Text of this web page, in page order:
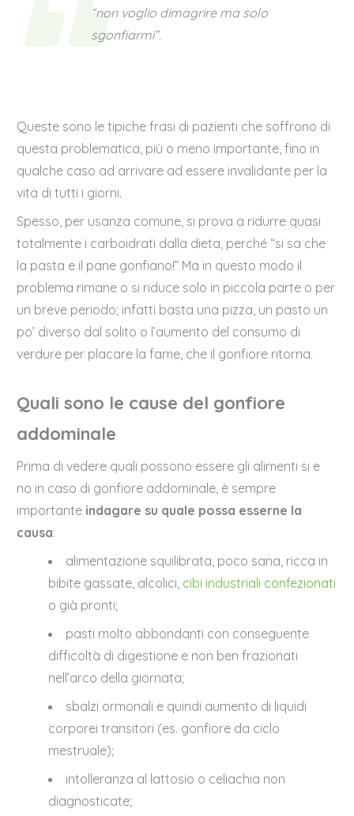
“non voglio dimagrire ma solo
sgonfiarmi”.
Queste sono le tipiche frasi di pazienti che soffrono di
questa problematica, più o meno importante, fino in
qualche caso ad arrivare ad essere invalidante per la
vita di tutti i giorni.
Spesso, per usanza comune, si prova a ridurre quasi
totalmente i carboidrati dalla dieta, perché “si sa che
la pasta e il pane gonfiano!” Ma in questo modo il
problema rimane o si riduce solo in piccola parte o per
un breve periodo; infatti basta una pizza, un pasto un
po’ diverso dal solito o l’aumento del consumo di
verdure per placare la fame, che il gonfiore ritorna.
Quali sono le cause del gonfiore
addominale
Prima di vedere quali possono essere gli alimenti si e
no in caso di gonfiore addominale, è sempre
importante indagare su quale possa esserne la
causa:
alimentazione squilibrata, poco sana, ricca in
bibite gassate, alcolici, cibi industriali confezionati
o già pronti;
pasti molto abbondanti con conseguente
difficoltà di digestione e non ben frazionati
nell’arco della giornata;
sbalzi ormonali e quindi aumento di liquidi
corporei transitori (es. gonfiore da ciclo
mestruale);
intolleranza al lattosio o celiachia non
diagnosticate;